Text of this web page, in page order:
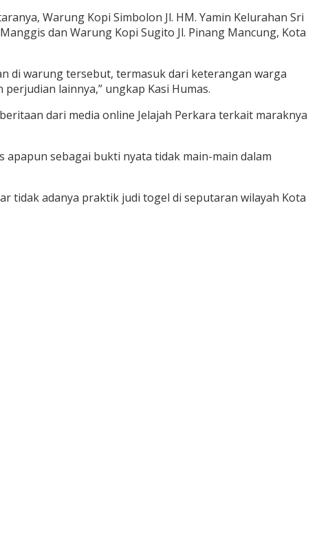
Warung Kopi Simbolon Jl. HM. Yamin Kelurahan Sri
dan Warung Kopi Sugito Jl. Pinang Mancung, Kota
di warung tersebut, termasuk dari keterangan warga
lainnya,” ungkap Kasi Humas.
dari media online Jelajah Perkara terkait maraknya
sebagai bukti nyata tidak main-main dalam
tidak adanya praktik judi togel di seputaran wilayah Kota